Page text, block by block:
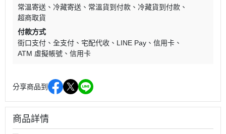
常溫寄送
冷藏寄送 常溫貨到付款
冷藏貨到付款
超商取貨
付款方式
街口支付
全支付 宅配代收 LINE Pay
信用卡
ATM 虛擬帳號
信用卡
分享商品到
商品詳情